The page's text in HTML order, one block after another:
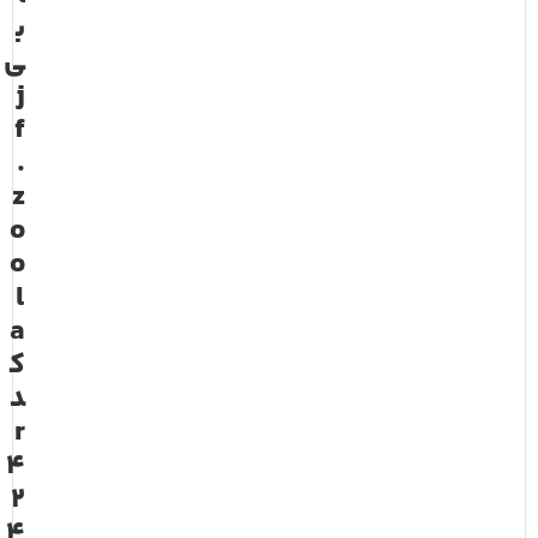
ب
ی
j
f
.
z
o
o
l
a
ک
د
r
4
2